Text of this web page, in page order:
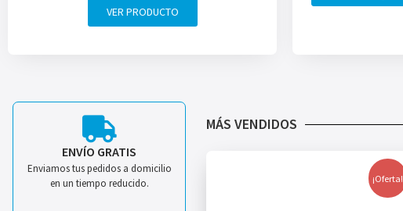
VER PRODUCTO
ENVÍO GRATIS
Enviamos tus pedidos a domicilio
en un tiempo reducido.
MÁS VENDIDOS
¡Oferta!